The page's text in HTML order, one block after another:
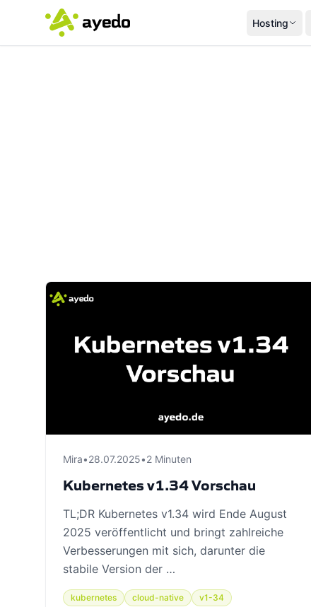
Hosting
Mira•28.07.2025•2 Minuten
Kubernetes v1.34 Vorschau
TL;DR Kubernetes v1.34 wird Ende August
2025 veröffentlicht und bringt zahlreiche
Verbesserungen mit sich, darunter die
stabile Version der …
kubernetes cloud-native v1-34